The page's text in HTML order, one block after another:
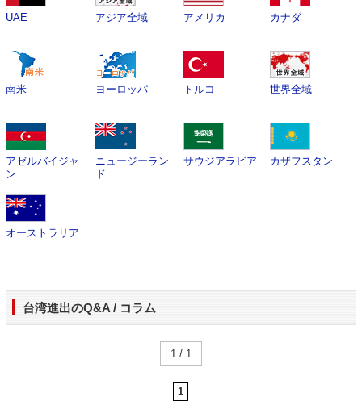
UAE アジア全域 アメリカ カナダ
南米 ヨーロッパ トルコ 世界全域
アゼルバイジャ
ン
ニュージーラン
ド
サウジアラビア カザフスタン
オーストラリア
台湾進出のQ&A / コラム
1 / 1
1